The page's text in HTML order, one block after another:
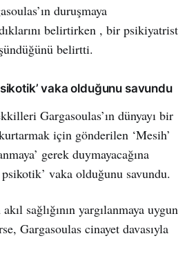
duruşmaya
belirtirken , bir psikiyatrist
belirtti.
vaka olduğunu savundu
Gargasoulas’ın dünyayı bir
için gönderilen ‘Mesih’
gerek duymayacağına
psikotik’ vaka olduğunu savundu.
sağlığının yargılanmaya uygun
Gargasoulas cinayet davasıyla